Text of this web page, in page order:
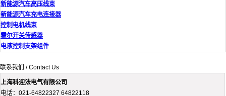
新能源汽车高压线束
新能源汽车充电连接器
控制电机线束
霍尔开关传感器
电液控制支架组件
联系我们 / Contact Us
上海科迎法电气有限公司
电话：021-64822327 64822118